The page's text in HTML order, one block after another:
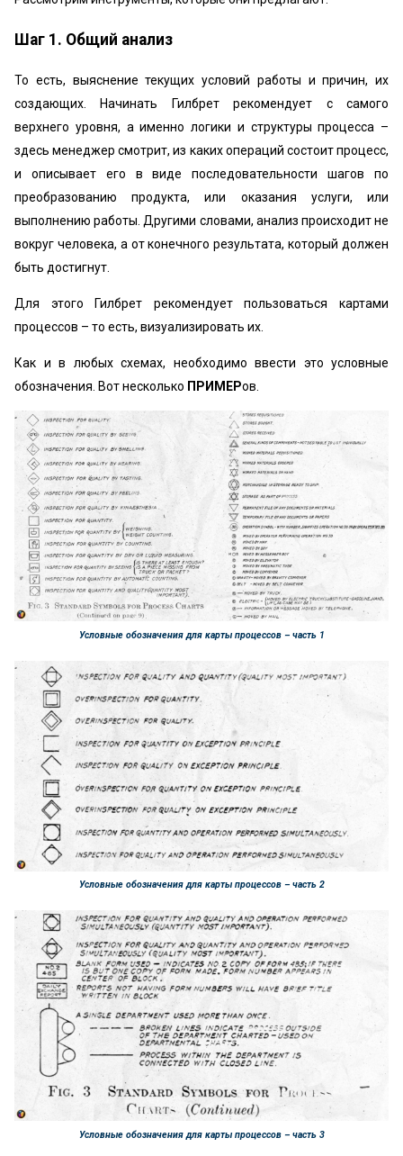
Шаг 1. Общий анализ
То есть, выяснение текущих условий работы и причин, их
создающих. Начинать Гилбрет рекомендует с самого
верхнего уровня, а именно логики и структуры процесса –
здесь менеджер смотрит, из каких операций состоит процесс,
и описывает его в виде последовательности шагов по
преобразованию продукта, или оказания услуги, или
выполнению работы. Другими словами, анализ происходит не
вокруг человека, а от конечного результата, который должен
быть достигнут.
Для этого Гилбрет рекомендует пользоваться картами
процессов – то есть, визуализировать их.
Как и в любых схемах, необходимо ввести это условные
обозначения. Вот несколько ПРИМЕРов.
Условные обозначения для карты процессов – часть 1
Условные обозначения для карты процессов – часть 2
Условные обозначения для карты процессов – часть 3